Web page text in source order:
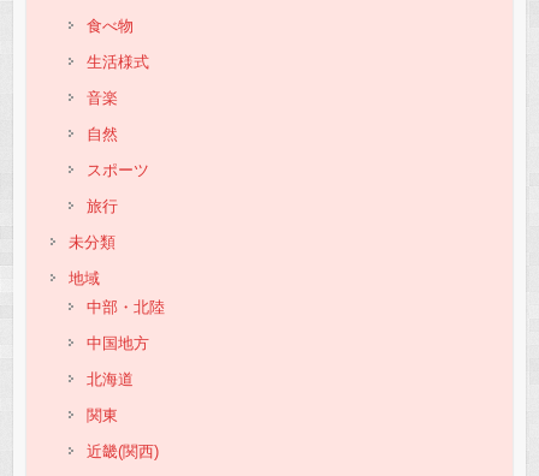
食べ物
生活様式
音楽
自然
スポーツ
旅行
未分類
地域
中部・北陸
中国地方
北海道
関東
近畿(関西)